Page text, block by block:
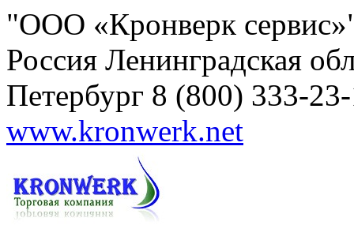
"ООО «Кронверк
Россия Ленинградская
Петербург 8 (800) 333-
www.kronwerk.net